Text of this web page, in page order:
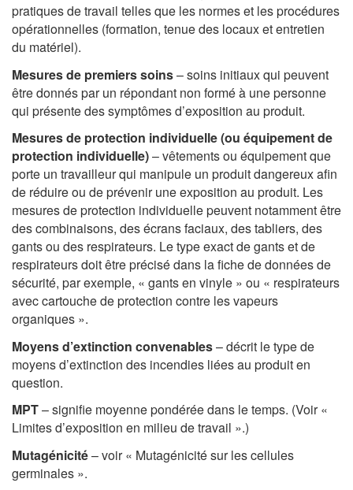
pratiques de travail telles que les normes et les procédures
opérationnelles (formation, tenue des locaux et entretien
du matériel).
Mesures de premiers soins– soins initiaux qui peuvent
être donnés par un répondant non formé à une personne
qui présente des symptômes d’exposition au produit.
Mesures de protection individuelle (ou équipement de
protection individuelle)– vêtements ou équipement que
porte un travailleur qui manipule un produit dangereux afin
de réduire ou de prévenir une exposition au produit. Les
mesures de protection individuelle peuvent notamment être
des combinaisons, des écrans faciaux, des tabliers, des
gants ou des respirateurs. Le type exact de gants et de
respirateurs doit être précisé dans la fiche de données de
sécurité, par exemple, « gants en vinyle » ou « respirateurs
avec cartouche de protection contre les vapeurs
organiques ».
Moyens d’extinction convenables– décrit le type de
moyens d’extinction des incendies liées au produit en
question.
MPT– signifie moyenne pondérée dans le temps. (Voir «
Limites d’exposition en milieu de travail ».)
Mutagénicité– voir « Mutagénicité sur les cellules
germinales ».